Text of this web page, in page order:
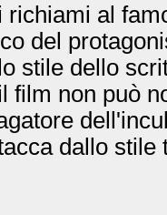
al
del
stile dello
film non può
dallo stile